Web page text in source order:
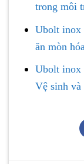
trong môi
Ubolt inox
ăn mòn
Ubolt inox
Vệ sinh và